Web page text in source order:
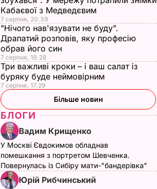
Кабаєвої з Медведєвим
7 серпня, 20.39
"Нічого нав'язувати не буду".
Драпатий розповів, яку професію
обрав його син
7 серпня, 19.28
Три важливі кроки – і ваш салат із
буряку буде неймовірним
7 серпня, 17.29
Більше новин
БЛОГИ
Вадим Крищенко
У Москві Євдокимов обладнав
помешкання з портретом Шевченка.
Повернулась із Сибіру мати-"бандерівка"
Юрій Рибчинський